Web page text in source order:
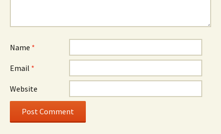
Name *
Email *
Website